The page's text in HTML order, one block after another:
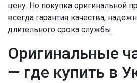
цену. Но покупка оригинальной
всегда гарантия качества,
длительного срока службы.
Оригинальные
— где купить в